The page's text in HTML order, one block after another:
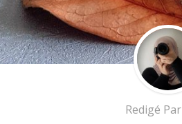
Redigé Par